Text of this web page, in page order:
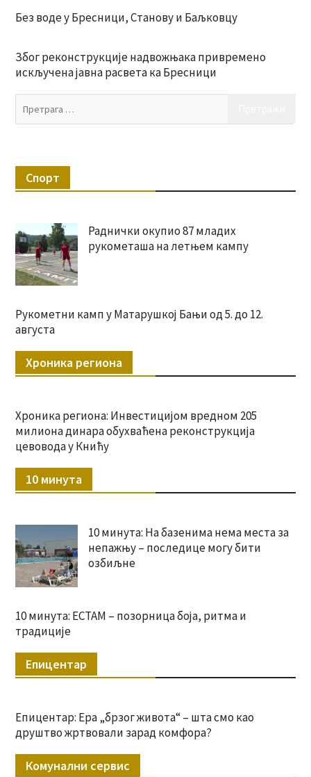
Без воде у Бресници, Станову и Баљковцу
Због реконструкције надвожњака привремено
искључена јавна расвета ка Бресници
Спорт
Раднички окупио 87 младих
рукометаша на летњем кампу
Рукометни камп у Матарушкој Бањи од 5. до 12.
августа
Хроника региона
Хроника региона: Инвестицијом вредном 205
милиона динара обухваћена реконструкција
цевовода у Книћу
10 минута
10 минута: На базенима нема места за
непажњу – последице могу бити
озбиљне
10 минута: ЕСТАМ – позорница боја, ритма и
традиције
Епицентар
Епицентар: Ера „брзог живота“ – шта смо као
друштво жртвовали зарад комфора?
Комунални сервис